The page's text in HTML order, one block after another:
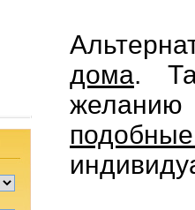
дома.
желанию